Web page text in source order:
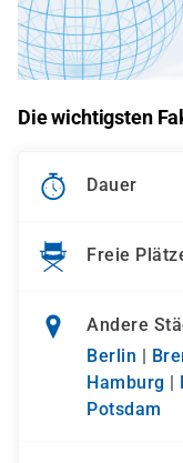
Die wichtigsten
Dauer
Freie
Andere
Berlin
Hamburg
Potsdam